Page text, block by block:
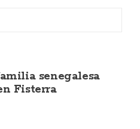
senegalesa
Fisterra